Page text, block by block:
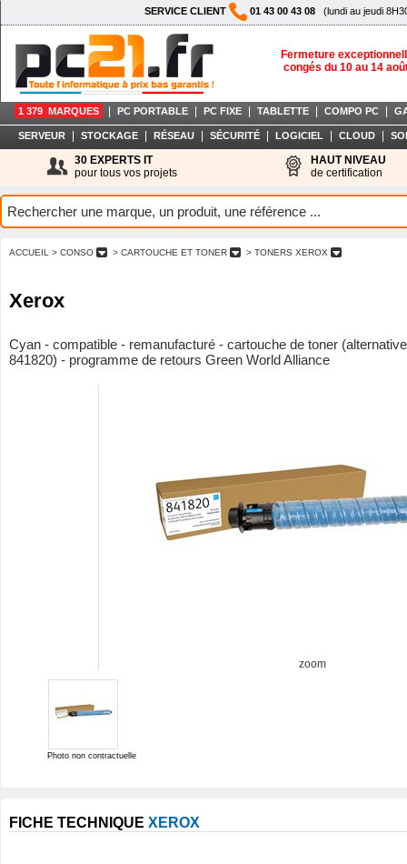
SERVICE CLIENT 01 43 00 43 08 (lundi au jeudi
Fermeture
congés du 10 au 14
1 379 MARQUES PC PORTABLE PC FIXE TABLETTE COMPO PC
SERVEUR STOCKAGE RÉSEAU SÉCURITÉ LOGICIEL CLOUD
30 EXPERTS IT
pour tous vos projets
HAUT NIVEAU
de certification
ACCUEIL > CONSO > CARTOUCHE ET TONER > TONERS XEROX
Xerox
Cyan - compatible - remanufacturé - cartouche de toner
841820) - programme de retours Green World Alliance
zoom
Photo non contractuelle
FICHE TECHNIQUE XEROX